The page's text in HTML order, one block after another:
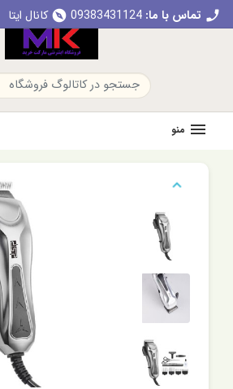
call تماس با ما: 09383431124
explore کانال ایتا
منو
